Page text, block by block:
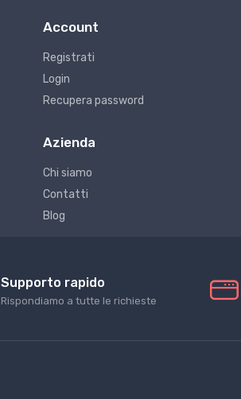
Account
Registrati
Login
Recupera password
Azienda
Chi siamo
Contatti
Blog
Supporto rapido
Rispondiamo a tutte le richieste